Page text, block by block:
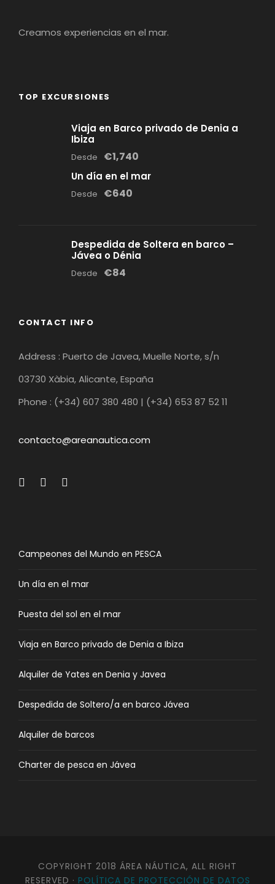
Creamos experiencias en el mar.
TOP EXCURSIONES
Viaja en Barco privado de Denia a
Ibiza
Desde €1,740
Un día en el mar
Desde €640
Despedida de Soltera en barco –
Jávea o Dénia
Desde €84
CONTACT INFO
Address : Puerto de Javea, Muelle Norte, s/n
03730 Xàbia, Alicante, España
Phone : (+34) 607 380 480 | (+34) 653 87 52 11
contacto@areanautica.com
Campeones del Mundo en PESCA
Un día en el mar
Puesta del sol en el mar
Viaja en Barco privado de Denia a Ibiza
Alquiler de Yates en Denia y Javea
Despedida de Soltero/a en barco Jávea
Alquiler de barcos
Charter de pesca en Jávea
COPYRIGHT 2018 ÁREA NÁUTICA, ALL RIGHT
RESERVED · POLÍTICA DE PROTECCIÓN DE DATOS